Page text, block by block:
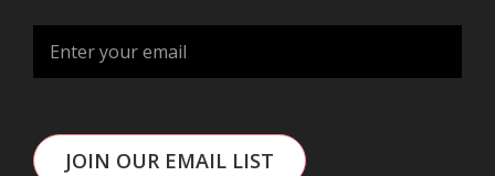
JOIN OUR EMAIL LIST